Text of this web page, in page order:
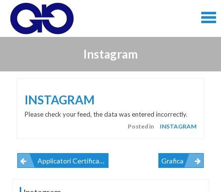
content
Instagram
INSTAGRAM
Please check your feed, the data was entered incorrectly.
Posted in INSTAGRAM
Navigazione
Applicatori Certificati 3M Grafica